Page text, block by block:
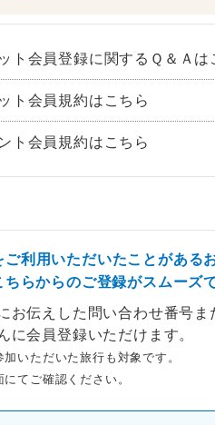
ト会員登録に関するＱ＆Ａは
ト会員規約はこちら
ト会員規約はこちら
ご利用いただいたことがある
ちらからのご登録がスムーズ
お伝えした問い合わせ番号ま
に会員登録いただけます。
いただいた旅行も対象です。
てご確認ください。